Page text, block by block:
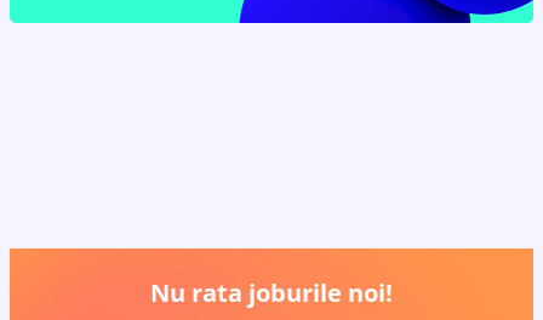
Nu rata joburile noi!